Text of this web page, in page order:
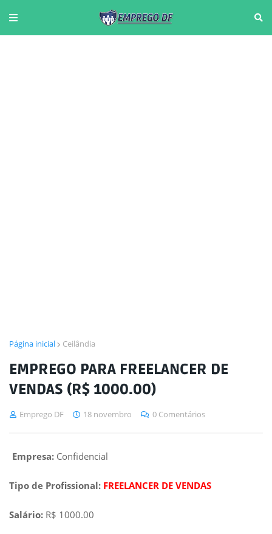
Página inicial Ceilândia
EMPREGO PARA FREELANCER DE
VENDAS (R$ 1000.00)
Emprego DF 18 novembro 0 Comentários
Empresa: Confidencial
Tipo de Profissional: FREELANCER DE VENDAS
Salário: R$ 1000.00